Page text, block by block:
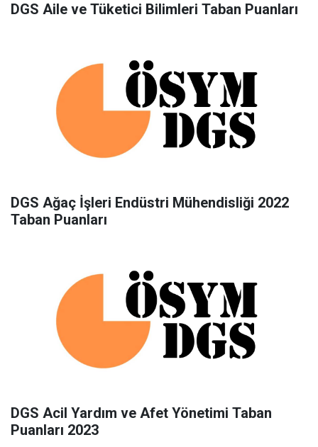
DGS Aile ve Tüketici Bilimleri Taban Puanları
DGS Ağaç İşleri Endüstri Mühendisliği 2022
Taban Puanları
DGS Acil Yardım ve Afet Yönetimi Taban
Puanları 2023